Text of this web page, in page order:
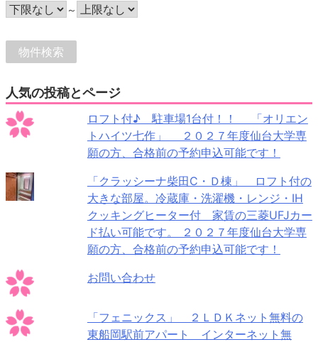
～
人気の投稿とページ
ロフト付♪ 駐車場1台付！！ 「オリエン
トハイツ七作」 ２０２７年度仙台大学専
願の方、合格前の予約申込可能です！
「クラッシーナ柴田C・Ｄ棟」 ロフト付の
大きな部屋。冷蔵庫・洗濯機・レンジ・IH
クッキングヒーター付 家賃の三菱UFJカー
ド払い可能です。 ２０２７年度仙台大学専
願の方、合格前の予約申込可能です！
お問い合わせ
「フェニックス」 ２ＬＤＫネット無料の
東船岡駅前アパート インターネット無